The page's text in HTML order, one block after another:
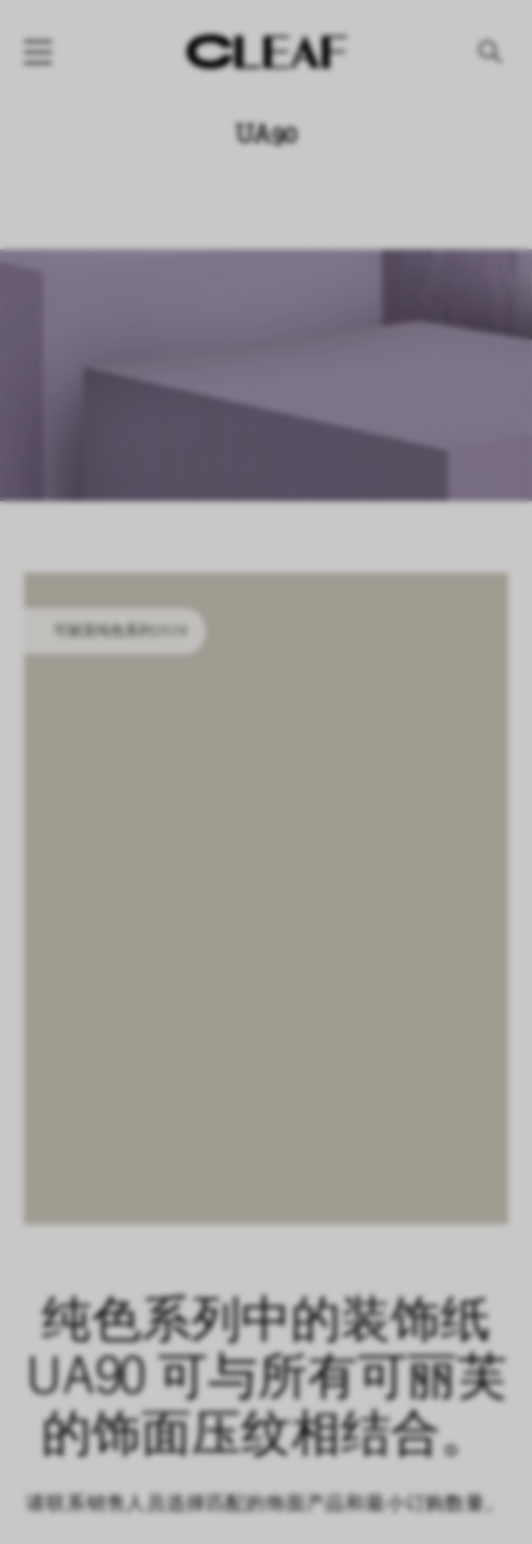
产品系列
代理商
SHAPING SURFACES
CN EN IT DE
UA90
可丽芙纯色系列2529
纯色系列中的装饰纸
UA90 可与所有可丽芙
的饰面压纹相结合。
请联系销售人员选择匹配的饰面产品和最小订购数量。